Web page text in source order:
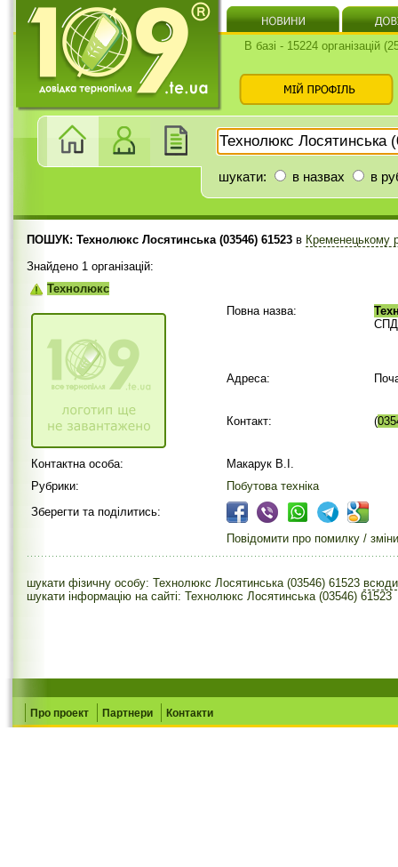
В базі - 15224 організацій
шукати: в назвах в
ПОШУК: Технолюкс Лосятинська (03546) 61523 в Кременецькому
Знайдено 1 організацій:
Технолюкс
Повна назва:
СПД
Адреса:
Контакт: (
Контактна особа:
Макарук В.І.
Рубрики:
Побутова техніка
Зберегти та поділитись:
Повідомити про помилку / зміни
шукати фізичну особу: Технолюкс Лосятинська (03546) 61523
шукати інформацію на сайті: Технолюкс Лосятинська (03546) 61523
Про проект Партнери Контакти